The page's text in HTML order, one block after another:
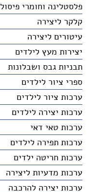
פלסטלינה וחומרי פיסול
קלקר ליצירה
עיטורים ליצירה
יצירות מעץ לילדים
תבניות גבס ושבלונות
ספרי ציור לילדים
ערכות ציור לילדים
ערכות יצירה לילדים
ערכות טאי דאי
ערכות תפירה לילדים
ערכות חריטה ילדים
ערכות מדעיות ליצירה
ערכות יצירה להרכבה